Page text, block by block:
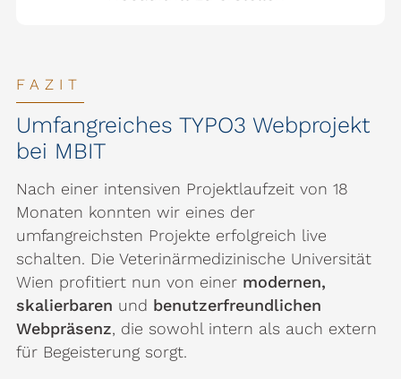
FAZIT
Umfangreiches TYPO3 Webprojekt
bei MBIT
Nach einer intensiven Projektlaufzeit von 18
Monaten konnten wir eines der
umfangreichsten Projekte erfolgreich live
schalten. Die Veterinärmedizinische Universität
Wien profitiert nun von einer modernen,
skalierbaren und benutzerfreundlichen
Webpräsenz, die sowohl intern als auch extern
für Begeisterung sorgt.